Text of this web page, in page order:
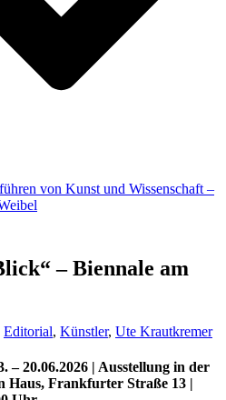
von Kunst und Wissenschaft –
– Biennale am
Editorial, Künstler, Ute Krautkremer
– 20.06.2026 | Ausstellung in der
Haus, Frankfurter Straße 13 |